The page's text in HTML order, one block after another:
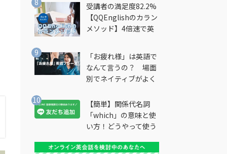
受講者の満足度82.2%
【QQEnglishのカラン
メソッド】4倍速で英
法とは？
「お疲れ様」は英語で
なんて言うの？ 場面
別でネイティブがよく
説
【簡単】関係代名詞
「which」の意味と使
い方！どうやって使う